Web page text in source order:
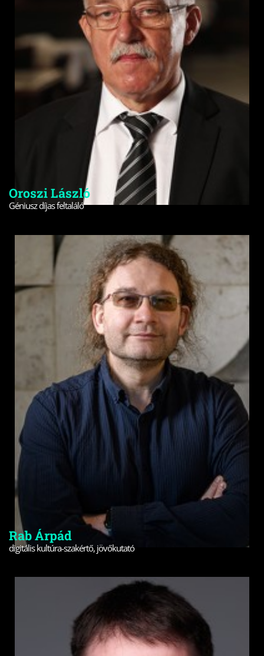
Oroszi László
Géniusz díjas feltaláló
Rab Árpád
digitális kultúra-szakértő, jövőkutató